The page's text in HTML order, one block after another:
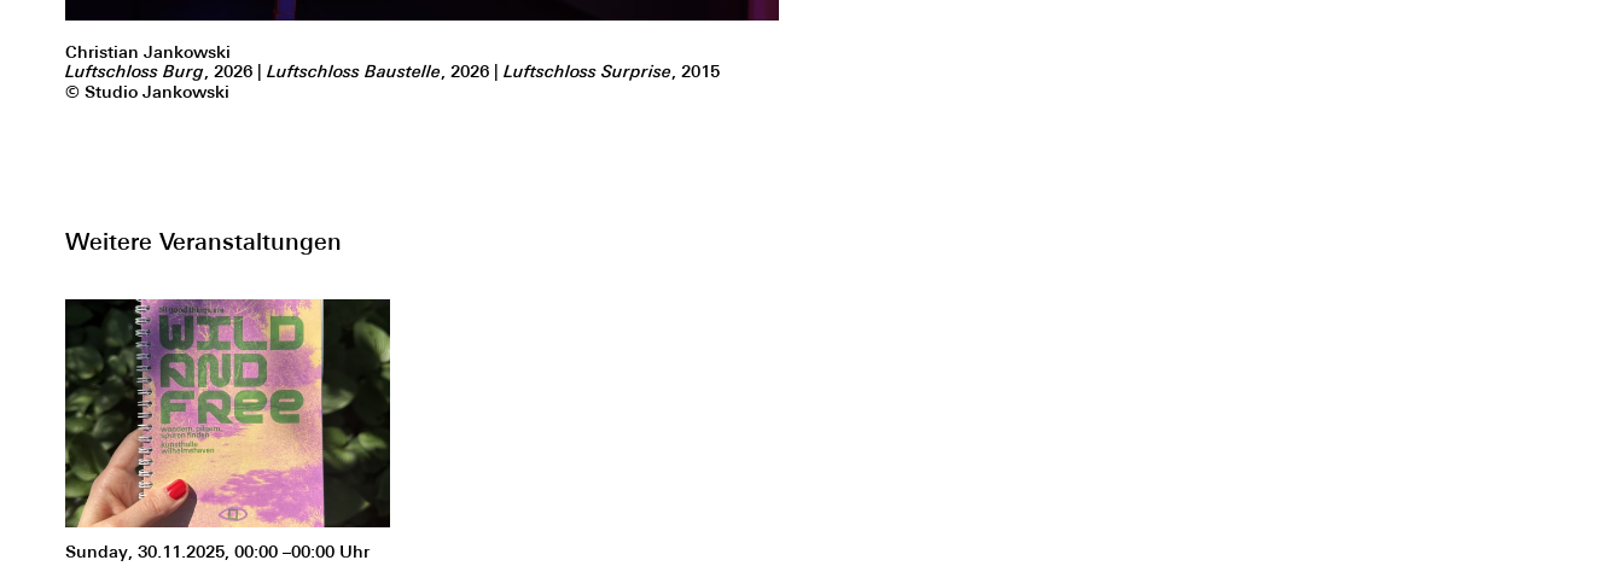
Christian Jankowski
Luftschloss Burg, 2026 | Luftschloss Baustelle, 2026 | Luftschloss Surprise, 2015
© Studio Jankowski
Weitere Veranstaltungen
Sunday, 30.11.2025, 00:00 –00:00 Uhr